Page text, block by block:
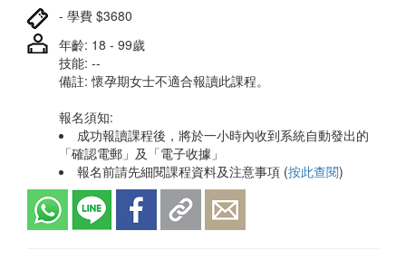
- 學費 $3680
年齡: 18 - 99歲
技能: --
備註: 懷孕期女士不適合報讀此課程。
報名須知:
成功報讀課程後，將於一小時內收到系統自動發出的
「確認電郵」及「電子收據」
報名前請先細閱課程資料及注意事項 (按此查閱)